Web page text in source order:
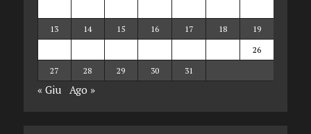
13
14 15 16 17 18
19
26
27
28 29 30 31
« Giu Ago »